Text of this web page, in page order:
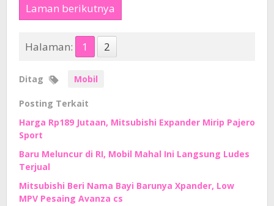
Laman berikutnya
Halaman: 1 2
Ditag Mobil
Posting Terkait
Harga Rp189 Jutaan, Mitsubishi Expander Mirip Pajero
Sport
Baru Meluncur di RI, Mobil Mahal Ini Langsung Ludes
Terjual
Mitsubishi Beri Nama Bayi Barunya Xpander, Low
MPV Pesaing Avanza cs